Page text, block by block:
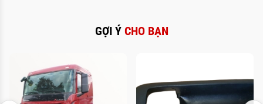
GỢI Ý CHO BẠN